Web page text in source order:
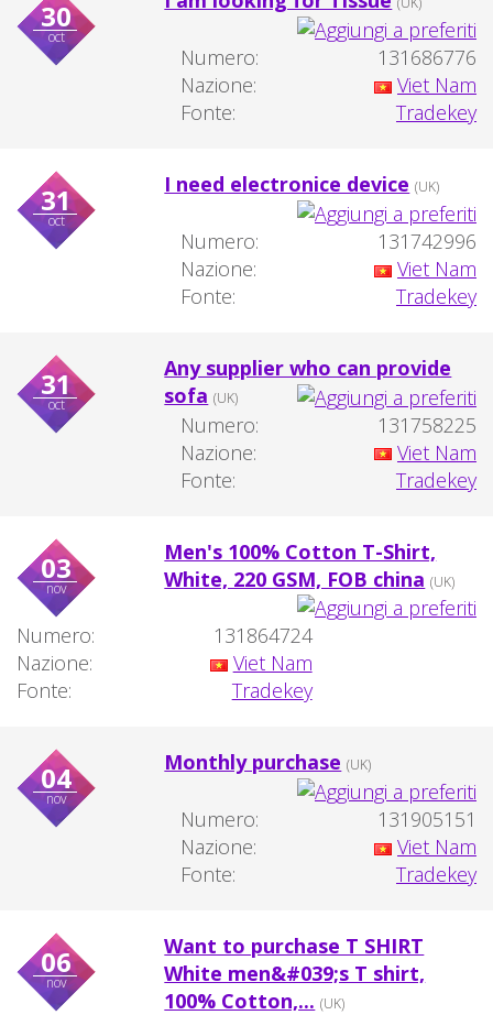
30
oct
Numero:
131686776
Nazione:
Viet Nam
Fonte:
Tradekey
31
oct
I need electronice device (UK)
Numero:
131742996
Nazione:
Viet Nam
Fonte:
Tradekey
31
oct
Any supplier who can provide
sofa (UK)
Numero:
131758225
Nazione:
Viet Nam
Fonte:
Tradekey
03
nov
Men's 100% Cotton T-Shirt,
White, 220 GSM, FOB china (UK)
Numero:
131864724
Nazione:
Viet Nam
Fonte:
Tradekey
04
nov
Monthly purchase (UK)
Numero:
131905151
Nazione:
Viet Nam
Fonte:
Tradekey
06
nov
Want to purchase T SHIRT
White men&#039;s T shirt,
100% Cotton,... (UK)